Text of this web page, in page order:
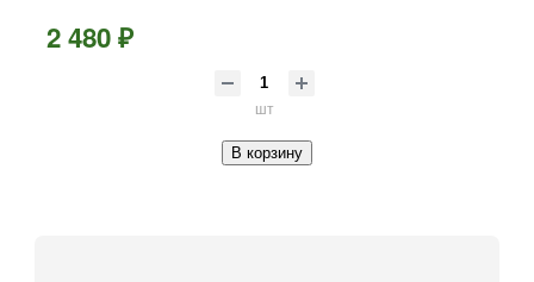
2 480 ₽
шт
В корзину